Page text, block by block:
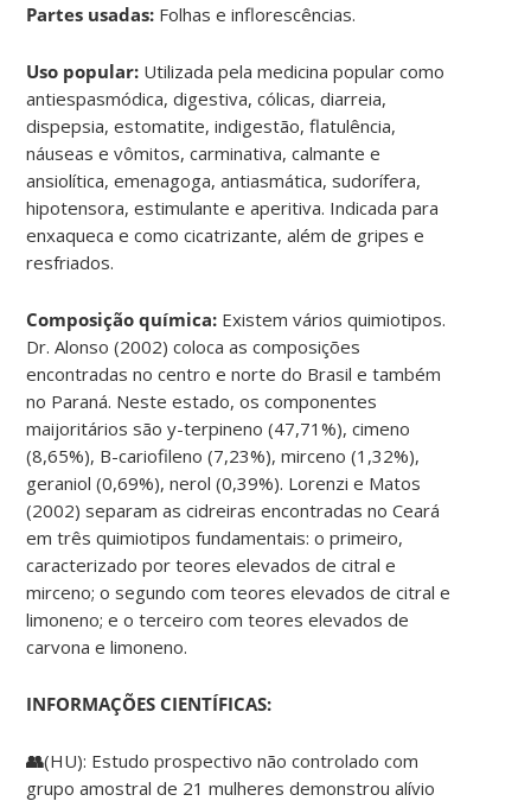
Partes usadas: Folhas e inflorescências.
Uso popular: Utilizada pela medicina popular como
antiespasmódica, digestiva, cólicas, diarreia,
dispepsia, estomatite, indigestão, flatulência,
náuseas e vômitos, carminativa, calmante e
ansiolítica, emenagoga, antiasmática, sudorífera,
hipotensora, estimulante e aperitiva. Indicada para
enxaqueca e como cicatrizante, além de gripes e
resfriados.
Composição química: Existem vários quimiotipos.
Dr. Alonso (2002) coloca as composições
encontradas no centro e norte do Brasil e também
no Paraná. Neste estado, os componentes
maijoritários são y-terpineno (47,71%), cimeno
(8,65%), B-cariofileno (7,23%), mirceno (1,32%),
geraniol (0,69%), nerol (0,39%). Lorenzi e Matos
(2002) separam as cidreiras encontradas no Ceará
em três quimiotipos fundamentais: o primeiro,
caracterizado por teores elevados de citral e
mirceno; o segundo com teores elevados de citral e
limoneno; e o terceiro com teores elevados de
carvona e limoneno.
INFORMAÇÕES CIENTÍFICAS:
👥(HU): Estudo prospectivo não controlado com
grupo amostral de 21 mulheres demonstrou alívio